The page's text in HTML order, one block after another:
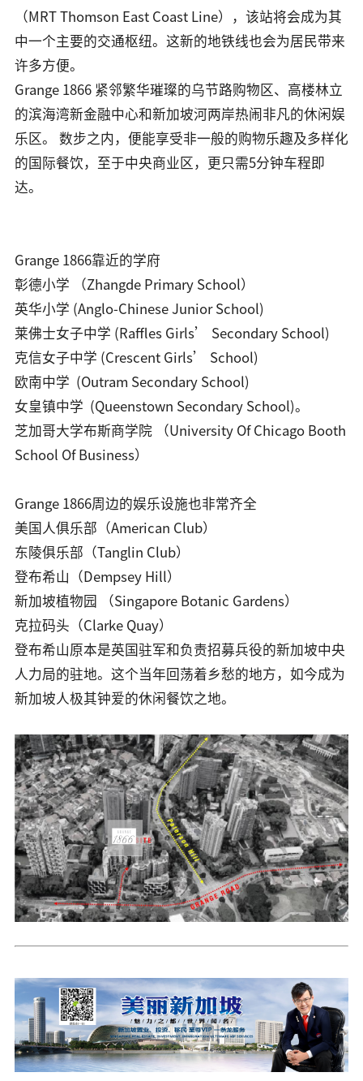
（MRT Thomson East Coast Line），该站将会成为其
中一个主要的交通枢纽。这新的地铁线也会为居民带来
许多方便。
Grange 1866 紧邻繁华璀璨的乌节路购物区、高楼林立
的滨海湾新金融中心和新加坡河两岸热闹非凡的休闲娱
乐区。 数步之内，便能享受非一般的购物乐趣及多样化
的国际餐饮，至于中央商业区，更只需5分钟车程即
达。
Grange 1866靠近的学府
彰德小学 （Zhangde Primary School）
英华小学 (Anglo-Chinese Junior School)
莱佛士女子中学 (Raffles Girls’ Secondary School)
克信女子中学 (Crescent Girls’ School)
欧南中学 (Outram Secondary School)
女皇镇中学 (Queenstown Secondary School)。
芝加哥大学布斯商学院 （University Of Chicago Booth
School Of Business）
Grange 1866周边的娱乐设施也非常齐全
美国人俱乐部（American Club）
东陵俱乐部（Tanglin Club）
登布希山（Dempsey Hill）
新加坡植物园 （Singapore Botanic Gardens）
克拉码头（Clarke Quay）
登布希山原本是英国驻军和负责招募兵役的新加坡中央
人力局的驻地。这个当年回荡着乡愁的地方，如今成为
新加坡人极其钟爱的休闲餐饮之地。